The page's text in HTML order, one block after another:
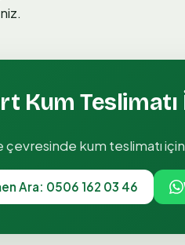
Kum Teslimatı
çevresinde kum teslimatı
Ara: 0506 162 03 46